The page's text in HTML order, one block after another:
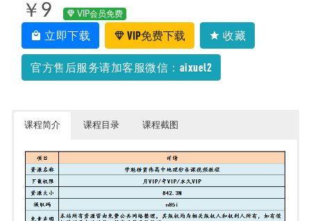
￥9 VIP会员免费
立即下载 VIP免费下载 收藏
官方售后服务请加客服微信：aixuel2
课程简介 课程目录 课程截图
2024马红旭高三物理课程24年高考物理一轮复习网课视频教
2023-07-29
23年高中网课教程猿辅导2023王晓明高三历史视频教程高考
历史二三轮复习春季班 2023-04-25